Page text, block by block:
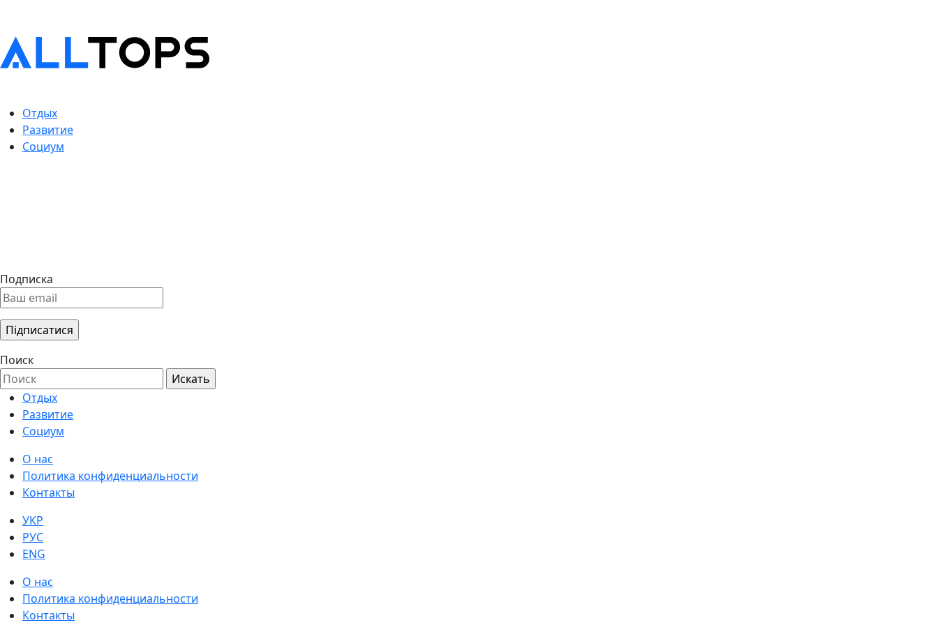
Отдых
Развитие
Социум
Подписка
Поиск
Отдых
Развитие
Социум
О нас
Политика конфиденциальности
Контакты
УКР
РУС
ENG
О нас
Политика конфиденциальности
Контакты